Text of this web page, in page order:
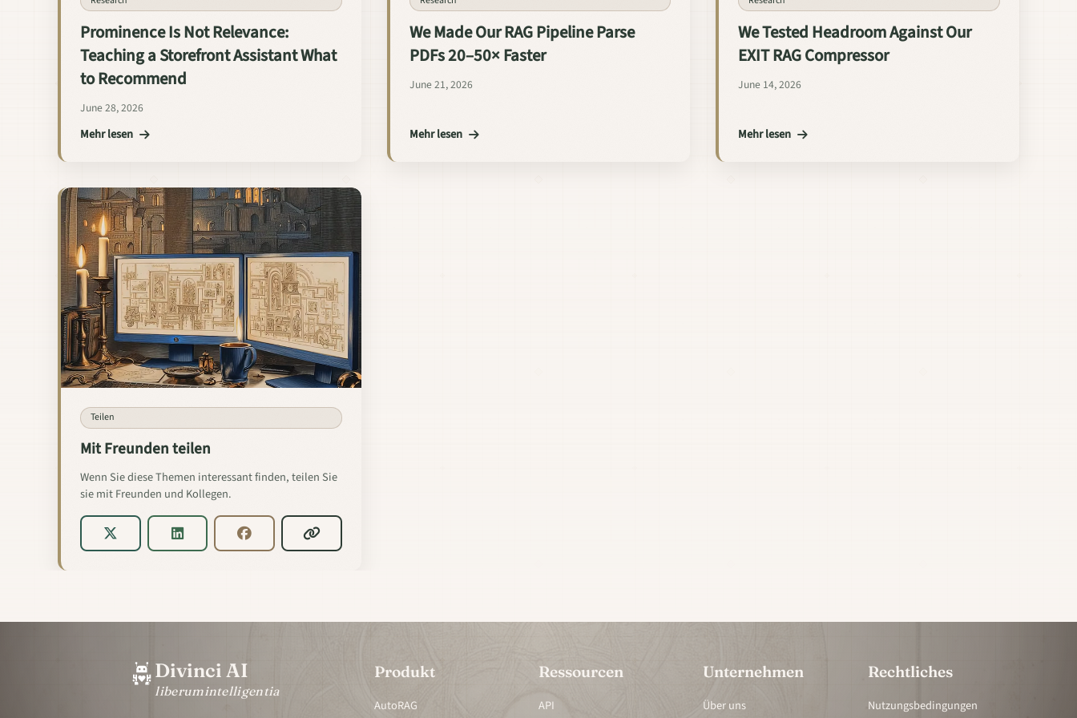
Prominence Is Not Relevance:
Teaching a Storefront Assistant What
to Recommend
June 28, 2026
Mehr lesen
We Made Our RAG Pipeline Parse
PDFs 20–50× Faster
June 21, 2026
Mehr lesen
We Tested Headroom Against Our
EXIT RAG Compressor
June 14, 2026
Mehr lesen
Teilen
Mit Freunden teilen
Wenn Sie diese Themen interessant finden, teilen Sie
sie mit Freunden und Kollegen.
Divinci AI
liberumintelligentia
Produkt
AutoRAG
Ressourcen
API
Unternehmen
Über uns
Rechtliches
Nutzungsbedingungen